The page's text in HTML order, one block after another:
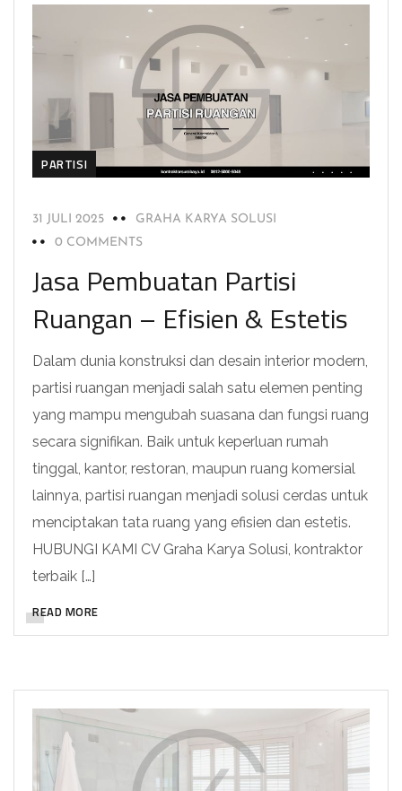
PARTISI
31 JULI 2025
GRAHA KARYA SOLUSI
0 COMMENTS
Jasa Pembuatan Partisi
Ruangan – Efisien & Estetis
Dalam dunia konstruksi dan desain interior modern,
partisi ruangan menjadi salah satu elemen penting
yang mampu mengubah suasana dan fungsi ruang
secara signifikan. Baik untuk keperluan rumah
tinggal, kantor, restoran, maupun ruang komersial
lainnya, partisi ruangan menjadi solusi cerdas untuk
menciptakan tata ruang yang efisien dan estetis.
HUBUNGI KAMI CV Graha Karya Solusi, kontraktor
terbaik […]
READ MORE